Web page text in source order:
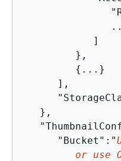
            ]
         },
{ ...}
      ],
   },
      "Bucket":"
or use